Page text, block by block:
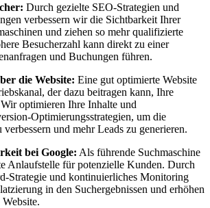
Durch gezielte SEO-Strategien und
verbessern wir die Sichtbarkeit Ihrer
und ziehen so mehr qualifizierte
Besucherzahl kann direkt zu einer
und Buchungen führen.
die Website: Eine gut optimierte Website
der dazu beitragen kann, Ihre
optimieren Ihre Inhalte und
Optimierungsstrategien, um die
und mehr Leads zu generieren.
bei Google: Als führende Suchmaschine
Anlaufstelle für potenzielle Kunden. Durch
Strategie und kontinuierliches Monitoring
in den Suchergebnissen und erhöhen